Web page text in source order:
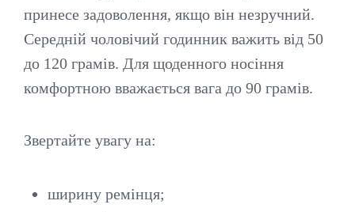
принесе задоволення, якщо він незручний.
Середній чоловічий годинник важить від 50
до 120 грамів. Для щоденного носіння
комфортною вважається вага до 90 грамів.
Звертайте увагу на:
ширину ремінця;